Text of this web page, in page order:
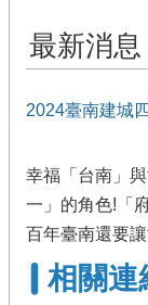
最新消息
2024臺南建城
幸福「台南」
一」的角色!「
百年臺南還要
相關連